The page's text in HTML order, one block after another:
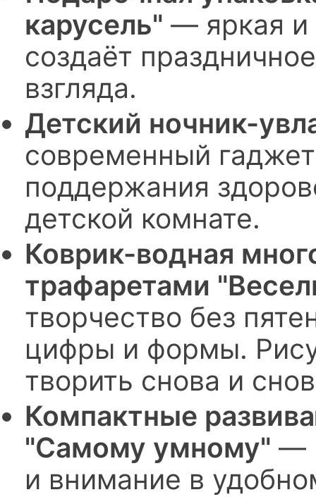
карусель" — яркая и
создаёт
взгляда.
Детский ночник-
современный
поддержания
детской комнате.
Коврик-водная
трафаретами
творчество без
цифры и формы.
творить снова и
Компактные
"Самому умному" —
и внимание в